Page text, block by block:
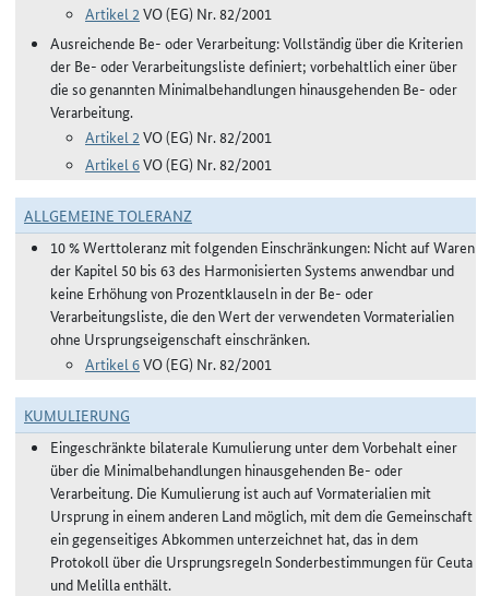
Artikel 2 VO (EG) Nr. 82/2001
Ausreichende Be- oder Verarbeitung: Vollständig über die Kriterien
der Be- oder Verarbeitungsliste definiert; vorbehaltlich einer über
die so genannten Minimalbehandlungen hinausgehenden Be- oder
Verarbeitung.
Artikel 2 VO (EG) Nr. 82/2001
Artikel 6VO (EG) Nr. 82/2001
ALLGEMEINE TOLERANZ
10 % Werttoleranz mit folgenden Einschränkungen: Nicht auf Waren
der Kapitel 50 bis 63 des Harmonisierten Systems anwendbar und
keine Erhöhung von Prozentklauseln in der Be- oder
Verarbeitungsliste, die den Wert der verwendeten Vormaterialien
ohne Ursprungseigenschaft einschränken.
Artikel 6VO (EG) Nr. 82/2001
KUMULIERUNG
Eingeschränkte bilaterale Kumulierung unter dem Vorbehalt einer
über die Minimalbehandlungen hinausgehenden Be- oder
Verarbeitung. Die Kumulierung ist auch auf Vormaterialien mit
Ursprung in einem anderen Land möglich, mit dem die Gemeinschaft
ein gegenseitiges Abkommen unterzeichnet hat, das in dem
Protokoll über die Ursprungsregeln Sonderbestimmungen für Ceuta
und Melilla enthält.